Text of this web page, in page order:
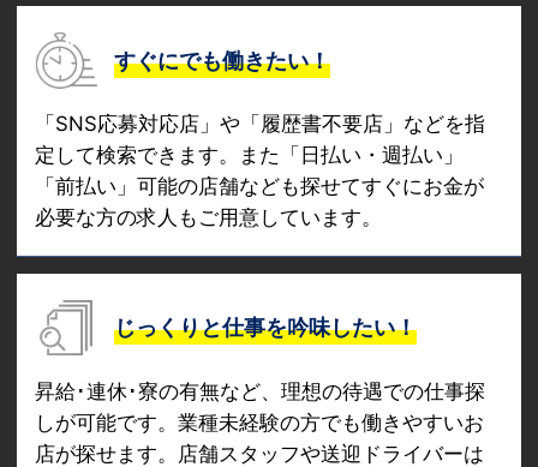
すぐにでも働きたい！
「SNS応募対応店」や「履歴書不要店」などを指
定して検索できます。また「日払い・週払い」
「前払い」可能の店舗なども探せてすぐにお金が
必要な方の求人もご用意しています。
じっくりと仕事を吟味したい！
昇給･連休･寮の有無など、理想の待遇での仕事探
しが可能です。業種未経験の方でも働きやすいお
店が探せます。店舗スタッフや送迎ドライバーは